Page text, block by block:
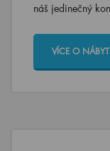
náš jedinečný
VÍCE O